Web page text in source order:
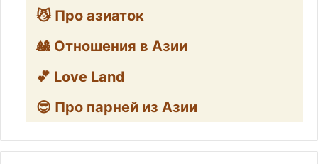
😼 Про азиаток
🎎 Отношения в Азии
💕 Love Land
😎 Про парней из Азии